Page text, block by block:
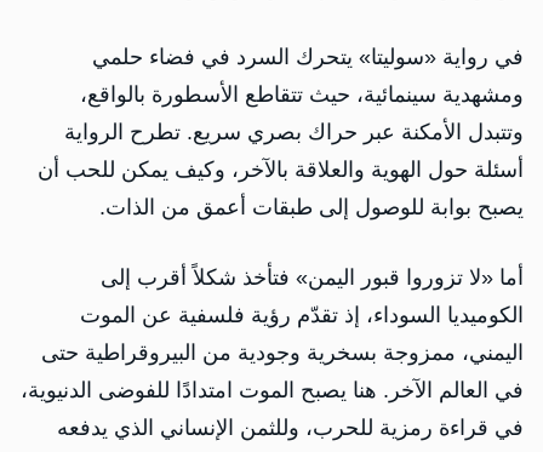
في رواية «سوليتا» يتحرك السرد في فضاء حلمي
ومشهدية سينمائية، حيث تتقاطع الأسطورة بالواقع،
وتتبدل الأمكنة عبر حراك بصري سريع. تطرح الرواية
أسئلة حول الهوية والعلاقة بالآخر، وكيف يمكن للحب أن
يصبح بوابة للوصول إلى طبقات أعمق من الذات.
أما «لا تزوروا قبور اليمن» فتأخذ شكلاً أقرب إلى
الكوميديا السوداء، إذ تقدّم رؤية فلسفية عن الموت
اليمني، ممزوجة بسخرية وجودية من البيروقراطية حتى
في العالم الآخر. هنا يصبح الموت امتدادًا للفوضى الدنيوية،
في قراءة رمزية للحرب، وللثمن الإنساني الذي يدفعه